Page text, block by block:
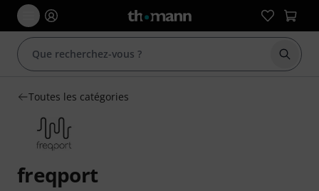
Toutes les catégories
freqport